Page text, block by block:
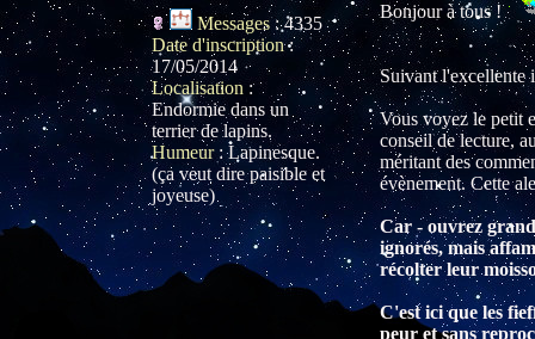
Messages:4335
Date d'inscription:
17/05/2014
Localisation :
Endormie dans un
terrier de lapins.
Humeur:Lapinesque.
(ça veut dire paisible et
joyeuse)
Bonjour à tous !
Suivant l'excellente
Vous voyez le petit
conseil de lecture,
méritant des
évènement. Cette
Car - ouvrez grand
ignorés, mais
récolter leur
C'est ici que les
peur et sans